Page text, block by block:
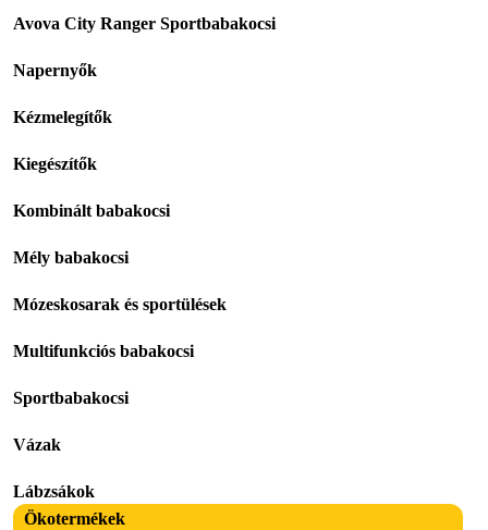
Avova City Ranger Sportbabakocsi
Napernyők
Kézmelegítők
Kiegészítők
Kombinált babakocsi
Mély babakocsi
Mózeskosarak és sportülések
Multifunkciós babakocsi
Sportbabakocsi
Vázak
Lábzsákok
Ökotermékek